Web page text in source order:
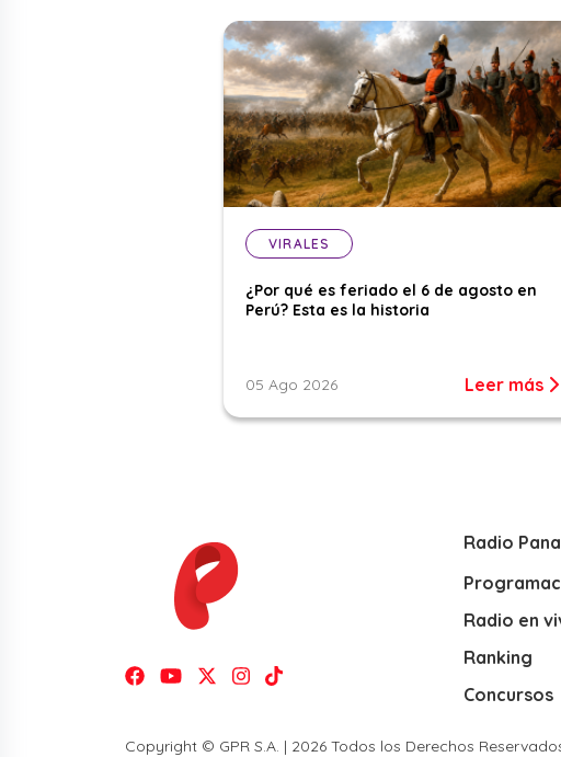
VIRALES
¿Por qué es feriado el 6 de agosto en
Perú? Esta es la historia
05 Ago 2026 Leer más
Radio
Radio en
Ranking
Concursos
Copyright © GPR S.A. | 2026 Todos los Derechos